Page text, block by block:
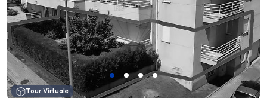
Tour Virtuale